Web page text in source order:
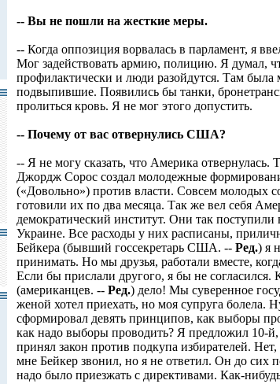
-- Вы не пошли на жесткие меры.
-- Когда оппозиция ворвалась в парламент, я
Мог задействовать армию, полицию. Я думал,
профилактически и люди разойдутся. Там была
подвыпившие. Появились бы танки,
пролиться кровь. Я не мог этого допустить.
-- Почему от вас отвернулись США?
-- Я не могу сказать, что Америка отвернулась.
Джордж Сорос создал молодежные
(«Довольно») против власти. Совсем молодых
готовили их по два месяца. Так же вел себя
демократический институт. Они так
Украине. Все расходы у них расписаны,
Бейкера (бывший госсекретарь США. -- Ред.) я
принимать. Но мы друзья, работали вместе,
Если бы прислали другого, я бы не согласился.
(американцев. -- Ред.) дело! Мы суверенное
женой хотел приехать, но моя супруга болела.
сформировал девять принципов, как выборы
как надо выборы проводить? Я предложил 10-
принял закон против подкупа избирателей.
мне Бейкер звонил, но я не ответил. Он до сих
надо было приезжать с директивами. Как-